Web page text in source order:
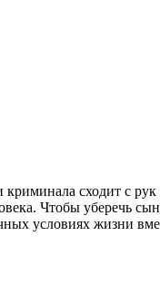
сходит с
Чтобы уберечь
условиях жизни